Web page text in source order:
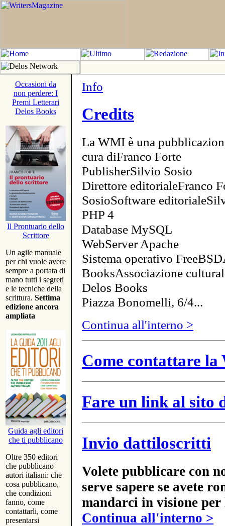
Occasioni da
non perdere: I
Premi Letterari
Delos Books
Il Prontuario dello
Scrittore
Un agile manuale
per chi vuole avere
sempre a portata di
mano tutti i segreti
e le tecniche della
scrittura. Settima
edizione ancora
ampliata
Guida agli editori
che ti pubblicano
Oltre 350 editori
che pubblicano
autori italiani: che
cosa pubblicano,
che condizioni
fanno, come
contattarli, come
presentarsi
Info
Credits
La WMI è una
cura diFranco Forte
PublisherSilvio Sosio
Direttore editorialeFranco
SosioSoftware
PHP 4
Database MySQL
WebServer Apache
Sistema operativo
BooksAssociazione
Delos Books
Piazza Bonomelli, 6/4...
Continua all'interno >
Come contattare
Fare un link al sito
Invio dattiloscritti
Volete pubblicare con
serve sapere se avete
mandarci in visione
Continua all'interno >